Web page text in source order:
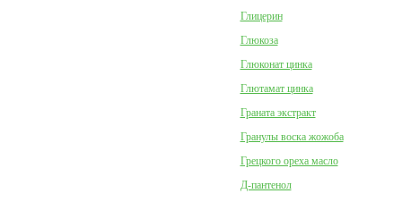
Глицерин
Глюкоза
Глюконат цинка
Глютамат цинка
Граната экстракт
Гранулы воска жожоба
Грецкого ореха масло
Д-пантенол